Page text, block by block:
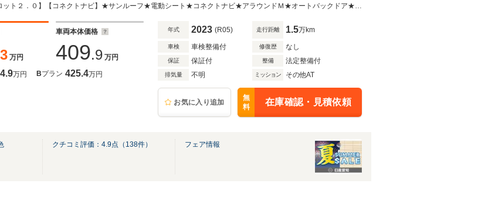
ター シートヒーター LEDヘッドライト スマートルームミラ
オートバックドア
万円
車両本体価格
409.9 万円
万円 Bプラン 425.4万円
年式 2023 (R05) 走行距離 1.5万km
車検 車検整備付 修復歴 なし
保証 保証付 整備 法定整備付
排気量 不明 ミッション その他AT
お気に入り追加
無
料
在庫確認・見積依頼
クチコミ評価： 4.9 点（ 138件） フェア情報